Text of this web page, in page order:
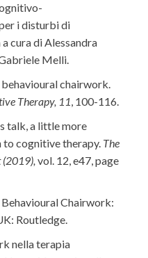
i disturbi di
cura di Alessandra
Melli.
chairwork.
Therapy, 11, 100-116.
talk, a little more
to cognitive therapy. The
(2019), vol. 12, e47, page
Chairwork:
Routledge.
nella terapia